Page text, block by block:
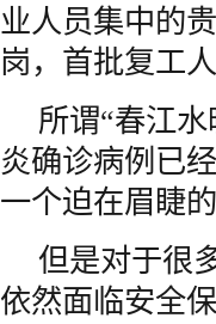
业人员集中的
岗，首批复工
所谓“春江
炎确诊病例已
一个迫在眉睫的
但是对于很
依然面临安全